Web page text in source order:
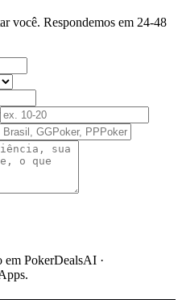
você. Respondemos em 24-48
PokerDealsAI ·